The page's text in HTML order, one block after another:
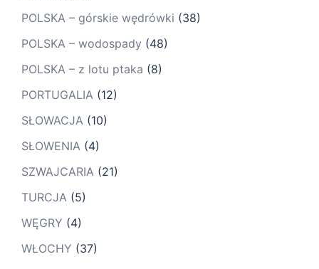
POLSKA – górskie wędrówki (38)
POLSKA – wodospady (48)
POLSKA – z lotu ptaka (8)
PORTUGALIA (12)
SŁOWACJA (10)
SŁOWENIA (4)
SZWAJCARIA (21)
TURCJA (5)
WĘGRY (4)
WŁOCHY (37)